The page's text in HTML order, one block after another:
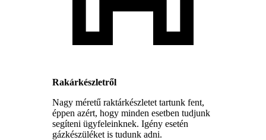
Rakárkészletről
Nagy méretű raktárkészletet tartunk fent,
éppen azért, hogy minden esetben tudjunk
segíteni ügyfeleinknek. Igény esetén
gázkészüléket is tudunk adni.